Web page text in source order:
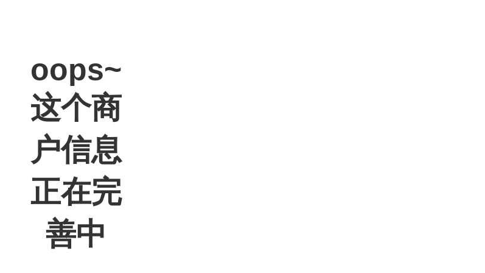
oops~
这个商
户信息
正在完
善中